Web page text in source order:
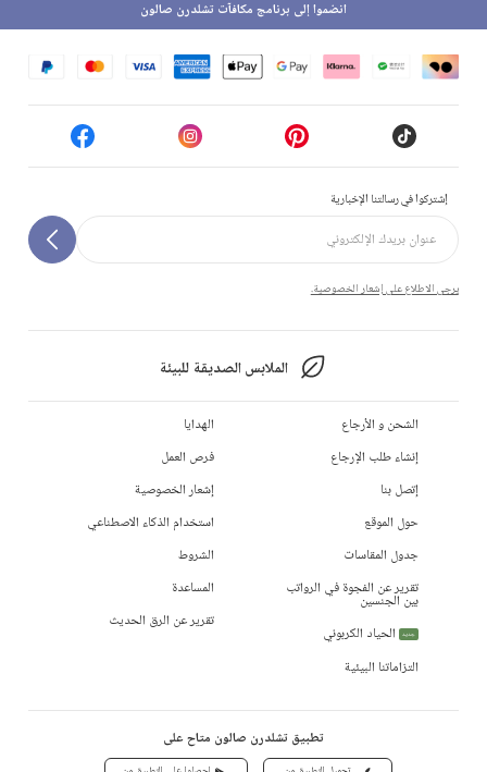
إشتركوا في رسالتنا الإخبارية
يرجى الاطلاع على إشعار الخصوصية.
الملابس الصديقة للبيئة
انضموا إلى برنامج مكافآت تشلدرن صالون
الشحن و الأرجاع
إنشاء طلب الإرجاع
إتصل بنا
حول الموقع
جدول المقاسات
تقرير عن الفجوة في الرواتب
بين الجنسين
جديد
الحياد الكربوني
التزاماتنا البيئية
الهدايا
فرص العمل
إشعار الخصوصية
استخدام الذكاء الاصطناعي
الشروط
المساعدة
تقرير عن الرق الحديث
تطبيق تشلدرن صالون متاح على